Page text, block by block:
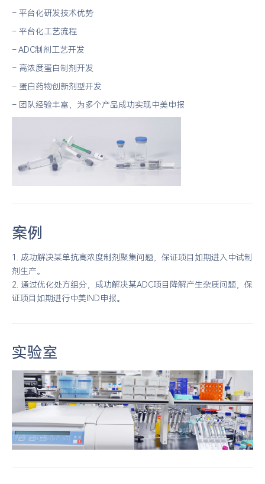
– 平台化研发技术优势
– 平台化工艺流程
– ADC制剂工艺开发
– 高浓度蛋白制剂开发
– 蛋白药物创新剂型开发
– 团队经验丰富，为多个产品成功实现中美申报
案例
1. 成功解决某单抗高浓度制剂聚集问题，保证项目如期进入中试制
剂生产。
2. 通过优化处方组分，成功解决某ADC项目降解产生杂质问题，保
证项目如期进行中美IND申报。
实验室